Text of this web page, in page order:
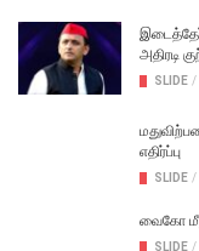
அதிரடி
SLIDE /
எதிர்ப்பு
SLIDE /
வைகோ
SLIDE /